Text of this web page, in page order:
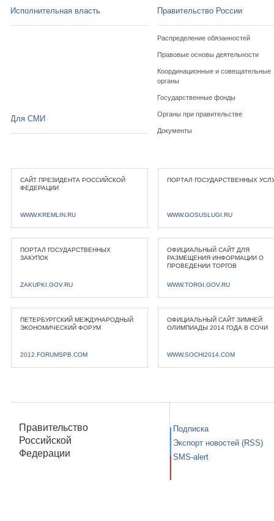
Исполнительная власть Правительство России
Распределение обязанностей
Правовые основы деятельности
Координационные и совещательные
органы
Государственные фонды
Органы при правительстве
Документы
Для СМИ
САЙТ ПРЕЗИДЕНТА РОССИЙСКОЙ
ФЕДЕРАЦИИ
WWW.KREMLIN.RU
ПОРТАЛ ГОСУДАРСТВЕННЫХ
WWW.GOSUSLUGI.RU
ПОРТАЛ ГОСУДАРСТВЕННЫХ
ЗАКУПОК
ZAKUPKI.GOV.RU
ОФИЦИАЛЬНЫЙ САЙТ ДЛЯ
РАЗМЕЩЕНИЯ ИНФОРМАЦИИ О
ПРОВЕДЕНИИ ТОРГОВ
WWW.TORGI.GOV.RU
ПЕТЕРБУРГСКИЙ МЕЖДУНАРОДНЫЙ
ЭКОНОМИЧЕСКИЙ ФОРУМ
2012.FORUMSPB.COM
ОФИЦИАЛЬНЫЙ САЙТ ЗИМНЕЙ
ОЛИМПИАДЫ 2014 ГОДА В СОЧИ
WWW.SOCHI2014.COM
Правительство
Российской
Федерации
Подписка
Экспорт новостей (RSS)
SMS-alert